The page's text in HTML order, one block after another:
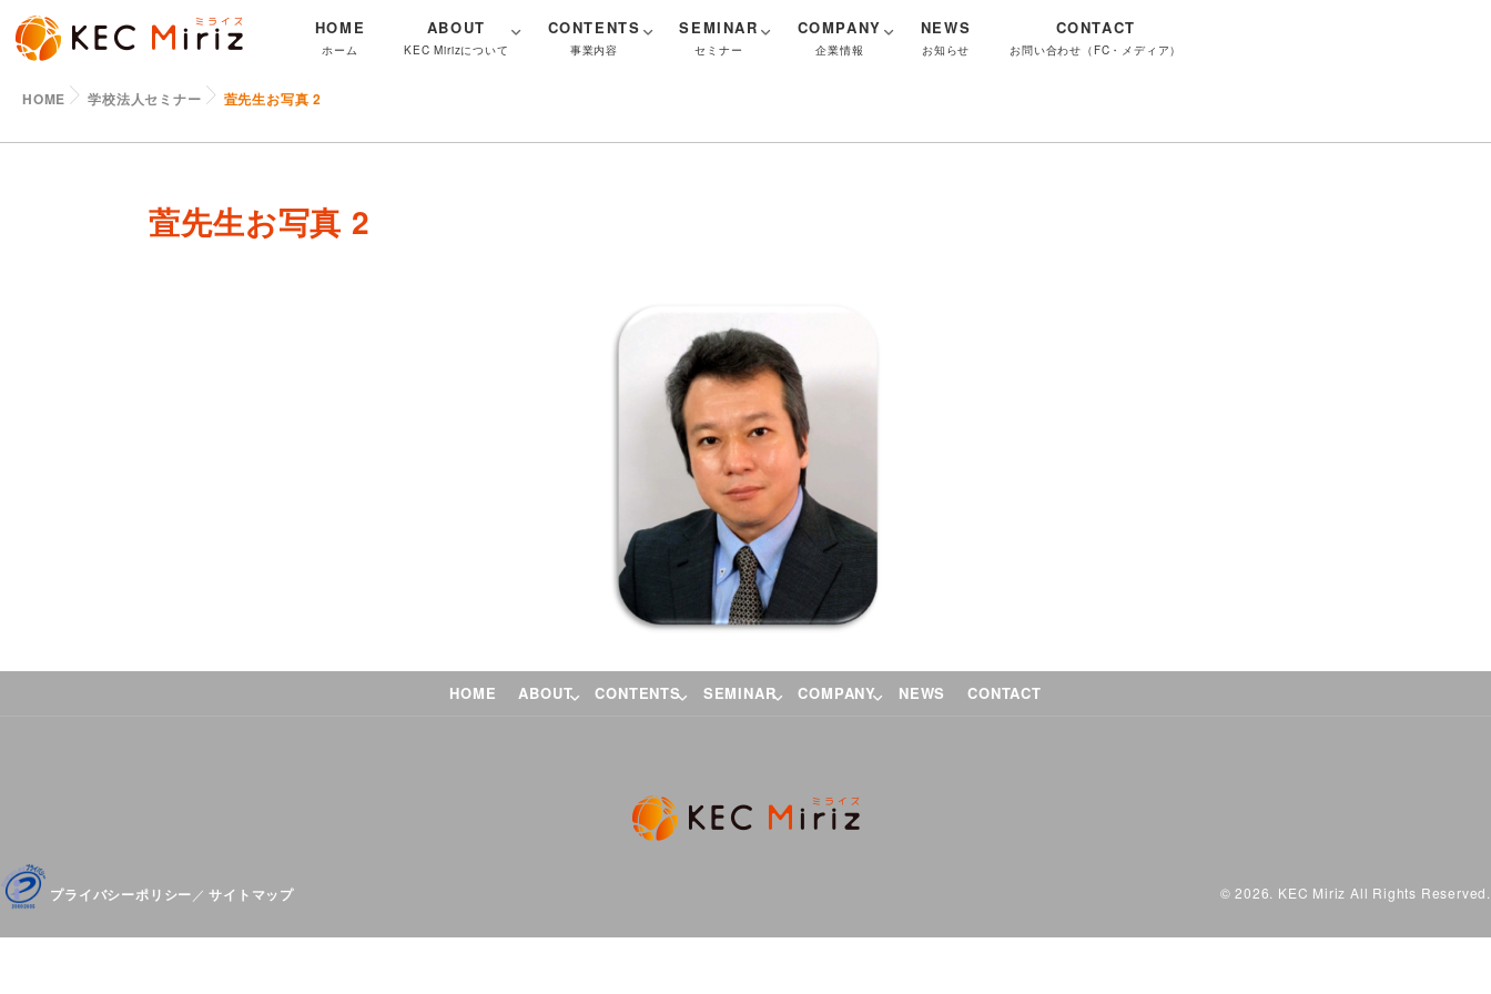
HOME
ホーム
ABOUT
KEC Mirizについて
CONTENTS
事業内容
SEMINAR
セミナー
COMPANY
企業情報
NEWS
お知らせ
CONTACT
お問い合わせ（FC・メディア）
HOME 学校法人セミナー 萓先生お写真 2
萓先生お写真 2
HOME ABOUT CONTENTS SEMINAR COMPANY NEWS CONTACT
プライバシーポリシー ／サイトマップ © 2026. KEC Miriz All Rights Reserved.